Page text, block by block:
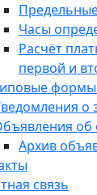
Часы
Расчёт
первой и
формы
о
об
Архив
связь